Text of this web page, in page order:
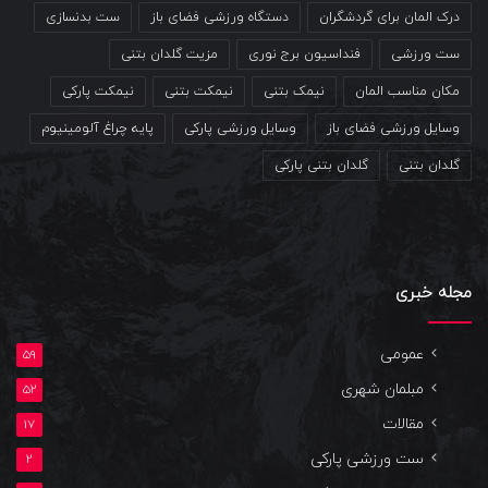
درک المان برای گردشگران دستگاه ورزشی فضای باز ست بدنسازی
ست ورزشی فنداسیون برج نوری مزیت گلدان بتنی
مکان مناسب المان نیمک بتنی نیمکت بتنی نیمکت پارکی
وسایل ورزشی فضای باز وسایل ورزشی پارکی پایه چراغ آلومینیوم
گلدان بتنی گلدان بتنی پارکی
مجله خبری
عمومی 59
مبلمان شهری 52
مقالات 17
ست ورزشی پارکی 2